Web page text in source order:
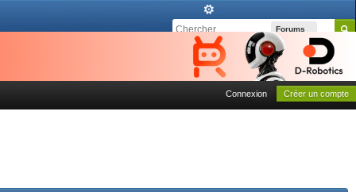
Forums
Connexion Créer un compte